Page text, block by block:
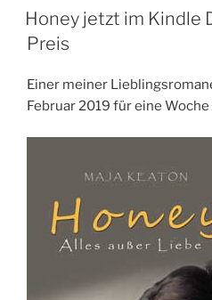
e
b
o
o
k
er l
n
VERÖFFENTLICHT
AM
Honey jetzt im Kindle
Preis
Einer meiner
Februar 2019 für eine